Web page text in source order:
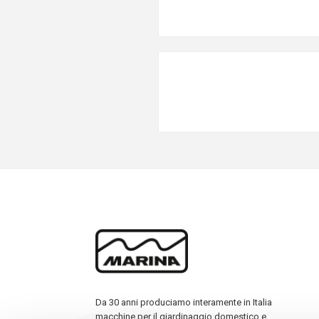
Da 30 anni produciamo interamente in Italia
macchine per il giardinaggio domestico e